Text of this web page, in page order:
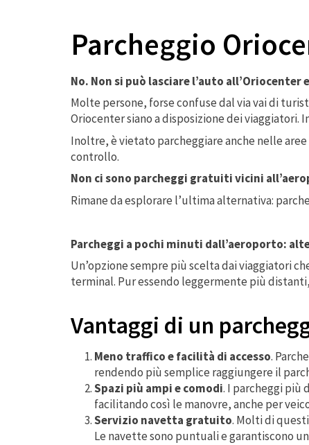
Parcheggio
No. Non si può lasciare l’auto all’Oriocenter
Molte persone, forse confuse dal via vai di
Oriocenter siano a disposizione dei
Inoltre, è vietato parcheggiare anche nelle
controllo.
Non ci sono parcheggi gratuiti vicini
Rimane da esplorare l’ultima alternativa:
Parcheggi a pochi minuti dall’aeroporto:
Un’opzione sempre più scelta dai viaggiatori
terminal. Pur essendo leggermente più
Vantaggi di un
Meno traffico e facilità di accesso.
rendendo più semplice raggiungere il
Spazi più ampi e comodi. I parcheggi più
facilitando così le manovre, anche per
Servizio navetta gratuito. Molti di
Le navette sono puntuali e garantiscono un